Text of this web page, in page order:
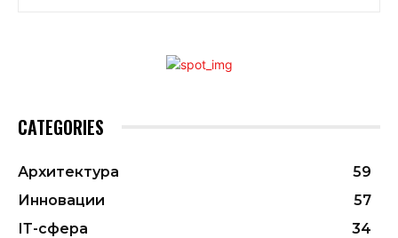
CATEGORIES
Архитектура
59
Инновации
57
ІТ-сфера
34